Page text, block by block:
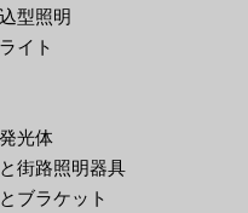
型照明
イト
光体
街路照明器具
ブラケット